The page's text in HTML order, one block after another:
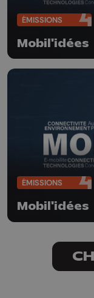
ÉMISSIONS
Mobil'idées
ÉMISSIONS
Mobil'idées